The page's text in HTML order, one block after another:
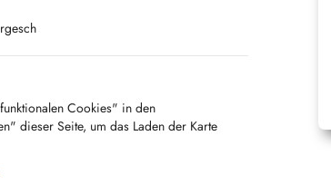
Cookies" in den
dieser Seite, um das Laden der Karte